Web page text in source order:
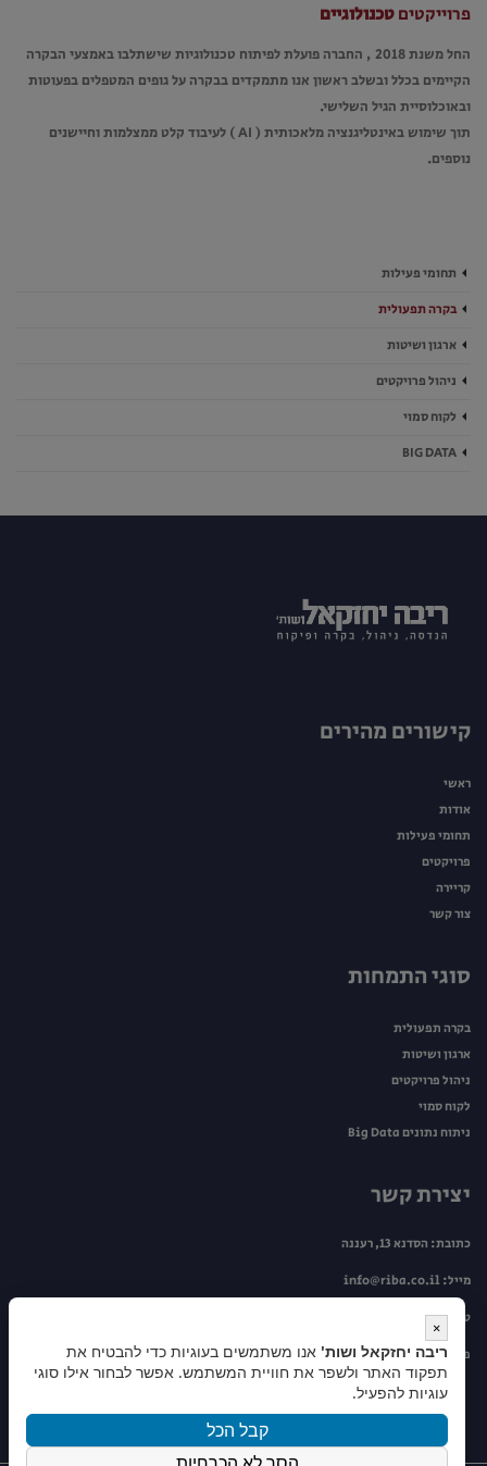
פרוייקטיםטכנולוגיים
החל משנת 2018 , החברה פועלת לפיתוח טכנולוגיות שישתלבו באמצעי הבקרה
הקיימים בכלל ובשלב ראשון אנו מתמקדים בבקרה על גופים המטפלים בפעוטות
ובאוכלוסיית הגיל השלישי.
תוך שימוש באינטליגנציה מלאכותית ( AI ) לעיבוד קלט ממצלמות וחיישנים
נוספים.
תחומי פעילות
בקרה תפעולית
ארגון ושיטות
ניהול פרויקטים
לקוח סמוי
BIG DATA
קישורים מהירים
ראשי
אודות
תחומי פעילות
פרויקטים
קריירה
צור קשר
סוגי התמחות
בקרה תפעולית
ארגון ושיטות
ניהול פרויקטים
לקוח סמוי
ניתוח נתונים Big Data
יצירת קשר
כתובת: הסדנא 13, רעננה
מייל:info@riba.co.il
טלפון:099534446
פקס: 09-9505263
×
ריבה יחזקאל ושות' אנו משתמשים בעוגיות כדי להבטיח את
תפקוד האתר ולשפר את חוויית המשתמש. אפשר לבחור אילו סוגי
עוגיות להפעיל.
קבל הכל